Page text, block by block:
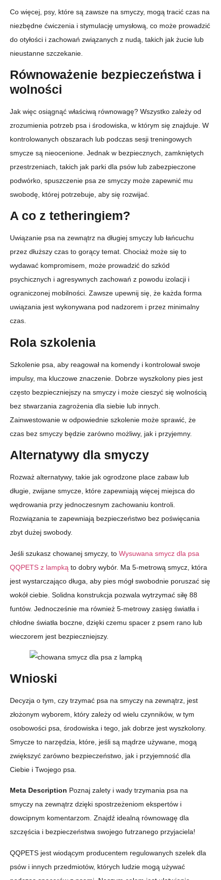
Co więcej, psy, które są zawsze na smyczy, mogą tracić czas na
niezbędne ćwiczenia i stymulację umysłową, co może prowadzić
do otyłości i zachowań związanych z nudą, takich jak żucie lub
nieustanne szczekanie.
Równoważenie bezpieczeństwa i
wolności
Jak więc osiągnąć właściwą równowagę? Wszystko zależy od
zrozumienia potrzeb psa i środowiska, w którym się znajduje. W
kontrolowanych obszarach lub podczas sesji treningowych
smycze są nieocenione. Jednak w bezpiecznych, zamkniętych
przestrzeniach, takich jak parki dla psów lub zabezpieczone
podwórko, spuszczenie psa ze smyczy może zapewnić mu
swobodę, której potrzebuje, aby się rozwijać.
A co z tetheringiem?
Uwiązanie psa na zewnątrz na długiej smyczy lub łańcuchu
przez dłuższy czas to gorący temat. Chociaż może się to
wydawać kompromisem, może prowadzić do szkód
psychicznych i agresywnych zachowań z powodu izolacji i
ograniczonej mobilności. Zawsze upewnij się, że każda forma
uwiązania jest wykonywana pod nadzorem i przez minimalny
czas.
Rola szkolenia
Szkolenie psa, aby reagował na komendy i kontrolował swoje
impulsy, ma kluczowe znaczenie. Dobrze wyszkolony pies jest
często bezpieczniejszy na smyczy i może cieszyć się wolnością
bez stwarzania zagrożenia dla siebie lub innych.
Zainwestowanie w odpowiednie szkolenie może sprawić, że
czas bez smyczy będzie zarówno możliwy, jak i przyjemny.
Alternatywy dla smyczy
Rozważ alternatywy, takie jak ogrodzone place zabaw lub
długie, zwijane smycze, które zapewniają więcej miejsca do
wędrowania przy jednoczesnym zachowaniu kontroli.
Rozwiązania te zapewniają bezpieczeństwo bez poświęcania
zbyt dużej swobody.
Jeśli szukasz chowanej smyczy, to Wysuwana smycz dla psa
QQPETS z lampką to dobry wybór. Ma 5-metrową smycz, która
jest wystarczająco długa, aby pies mógł swobodnie poruszać się
wokół ciebie. Solidna konstrukcja pozwala wytrzymać siłę 88
funtów. Jednocześnie ma również 5-metrowy zasięg światła i
chłodne światła boczne, dzięki czemu spacer z psem rano lub
wieczorem jest bezpieczniejszy.
Wnioski
Decyzja o tym, czy trzymać psa na smyczy na zewnątrz, jest
złożonym wyborem, który zależy od wielu czynników, w tym
osobowości psa, środowiska i tego, jak dobrze jest wyszkolony.
Smycze to narzędzia, które, jeśli są mądrze używane, mogą
zwiększyć zarówno bezpieczeństwo, jak i przyjemność dla
Ciebie i Twojego psa.
Meta Description Poznaj zalety i wady trzymania psa na
smyczy na zewnątrz dzięki spostrzeżeniom ekspertów i
dowcipnym komentarzom. Znajdź idealną równowagę dla
szczęścia i bezpieczeństwa swojego futrzanego przyjaciela!
QQPETS jest wiodącym producentem regulowanych szelek dla
psów i innych przedmiotów, których ludzie mogą używać